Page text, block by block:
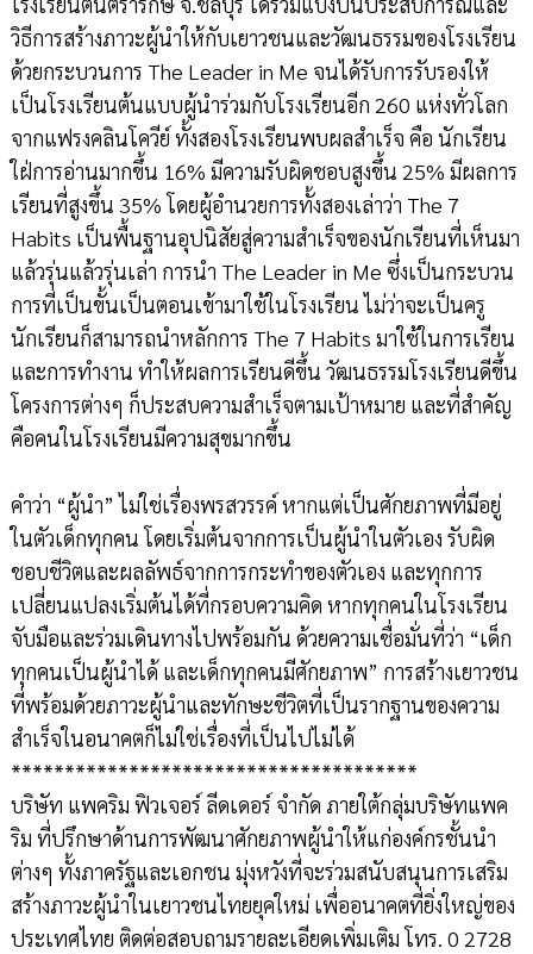
วิธีการสร้างภาวะผู้นำให้กับเยาวชนและวัฒนธรรมของโรงเรียน
ด้วยกระบวนการ The Leader in Me จนได้รับการรับรองให้
เป็นโรงเรียนต้นแบบผู้นำร่วมกับโรงเรียนอีก 260 แห่งทั่วโลก
จากแฟรงคลินโควีย์ ทั้งสองโรงเรียนพบผลสำเร็จ คือ นักเรียน
ใฝ่การอ่านมากขึ้น 16% มีความรับผิดชอบสูงขึ้น 25% มีผลการ
เรียนที่สูงขึ้น 35% โดยผู้อำนวยการทั้งสองเล่าว่า The 7
Habits เป็นพื้นฐานอุปนิสัยสู่ความสำเร็จของนักเรียนที่เห็นมา
แล้วรุ่นแล้วรุ่นเล่า การนำ The Leader in Me ซึ่งเป็นกระบวน
การที่เป็นขั้นเป็นตอนเข้ามาใช้ในโรงเรียน ไม่ว่าจะเป็นครู
นักเรียนก็สามารถนำหลักการ The 7 Habits มาใช้ในการเรียน
และการทำงาน ทำให้ผลการเรียนดีขึ้น วัฒนธรรมโรงเรียนดีขึ้น
โครงการต่างๆ ก็ประสบความสำเร็จตามเป้าหมาย และที่สำคัญ
คือคนในโรงเรียนมีความสุขมากขึ้น
คำว่า “ผู้นำ” ไม่ใช่เรื่องพรสวรรค์ หากแต่เป็นศักยภาพที่มีอยู่
ในตัวเด็กทุกคน โดยเริ่มต้นจากการเป็นผู้นำในตัวเอง รับผิด
ชอบชีวิตและผลลัพธ์จากการกระทำของตัวเอง และทุกการ
เปลี่ยนแปลงเริ่มต้นได้ที่กรอบความคิด หากทุกคนในโรงเรียน
จับมือและร่วมเดินทางไปพร้อมกัน ด้วยความเชื่อมั่นที่ว่า “เด็ก
ทุกคนเป็นผู้นำได้ และเด็กทุกคนมีศักยภาพ” การสร้างเยาวชน
ที่พร้อมด้วยภาวะผู้นำและทักษะชีวิตที่เป็นรากฐานของความ
สำเร็จในอนาคตก็ไม่ใช่เรื่องที่เป็นไปไม่ได้
**************************************
บริษัท แพคริม ฟิวเจอร์ ลีดเดอร์ จำกัด ภายใต้กลุ่มบริษัทแพค
ริม ที่ปรึกษาด้านการพัฒนาศักยภาพผู้นำให้แก่องค์กรชั้นนำ
ต่างๆ ทั้งภาครัฐและเอกชน มุ่งหวังที่จะร่วมสนับสนุนการเสริม
สร้างภาวะผู้นำในเยาวชนไทยยุคใหม่ เพื่ออนาคตที่ยิ่งใหญ่ของ
ประเทศไทย ติดต่อสอบถามรายละเอียดเพิ่มเติม โทร. 0 2728